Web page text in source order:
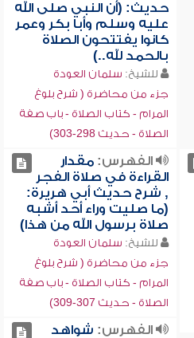
حديث: (أن النبي صلى الله
عليه وسلم وأبا بكر وعمر
كانوا يفتتحون الصلاة
بالحمد لله..)
للشيخ: سلمان العودة
جزء من محاضرة ( شرح بلوغ
المرام - كتاب الصلاة - باب صفة
الصلاة - حديث 298-303)
الفهرس:مقدار
القراءة في صلاة الفجر
, شرح حديث أبي هريرة:
(ما صليت وراء أحد أشبه
صلاة برسول الله من هذا)
للشيخ: سلمان العودة
جزء من محاضرة ( شرح بلوغ
المرام - كتاب الصلاة - باب صفة
الصلاة - حديث 307-309)
الفهرس: شواهد